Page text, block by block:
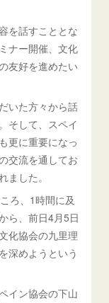
を話すこととな
ナー開催、文化
友好を進めたい
いた方々から話
そして、スペイ
更に重要になっ
交流を通してお
ました。
ろ、1時間に及
ら、前日4月5日
化協会の九里理
深めようという
イン協会の下山